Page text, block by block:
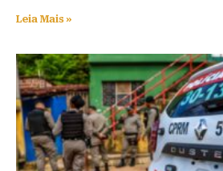
Leia Mais »